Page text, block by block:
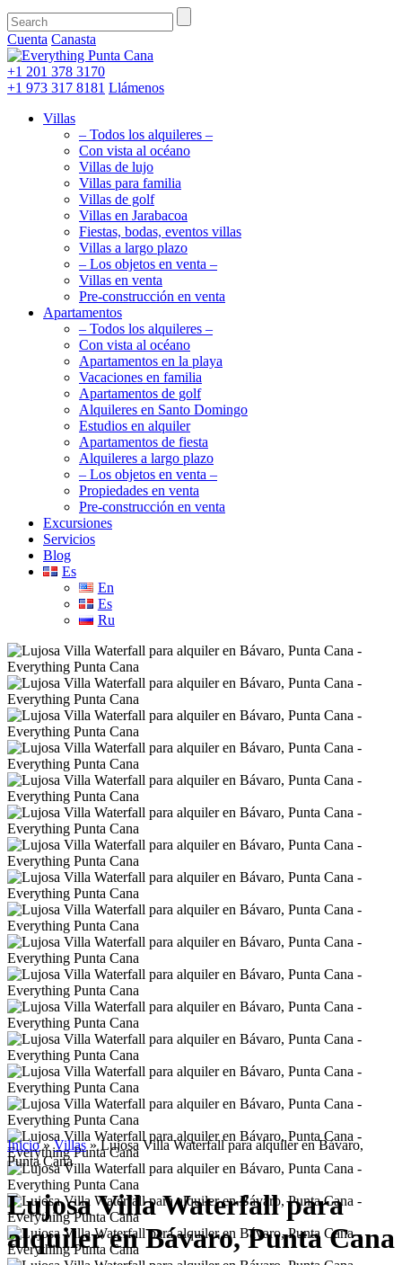
Cuenta Canasta
+1 201 378 3170
+1 973 317 8181 Llámenos
Villas
– Todos los alquileres –
Con vista al océano
Villas de lujo
Villas para familia
Villas de golf
Villas en Jarabacoa
Fiestas, bodas, eventos villas
Villas a largo plazo
– Los objetos en venta –
Villas en venta
Pre-construcción en venta
Apartamentos
– Todos los alquileres –
Con vista al océano
Apartamentos en la playa
Vacaciones en familia
Apartamentos de golf
Alquileres en Santo Domingo
Estudios en alquiler
Apartamentos de fiesta
Alquileres a largo plazo
– Los objetos en venta –
Propiedades en venta
Pre-construcción en venta
Excursiones
Servicios
Blog
Es
En
Es
Ru
Inicio»Villas»Lujosa Villa Waterfall para alquiler en Bávaro,
Punta Cana
Lujosa Villa Waterfall para
alquiler en Bávaro, Punta Cana